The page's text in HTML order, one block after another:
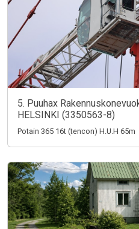
5. Puuhax
HELSINKI (3350563-8)
Potain 365 16t (tencon) H.U.H 65m